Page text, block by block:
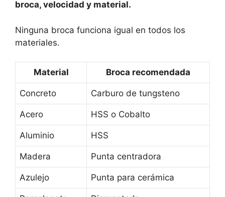
broca, velocidad y material.
Ninguna broca funciona igual en todos los
materiales.
Material Broca recomendada
Concreto Carburo de tungsteno
Acero HSS o Cobalto
Aluminio HSS
Madera Punta centradora
Azulejo Punta para cerámica